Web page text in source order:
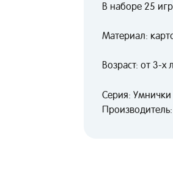
В наборе 25
Материал:
Возраст: от 3-х
Серия: Умнички